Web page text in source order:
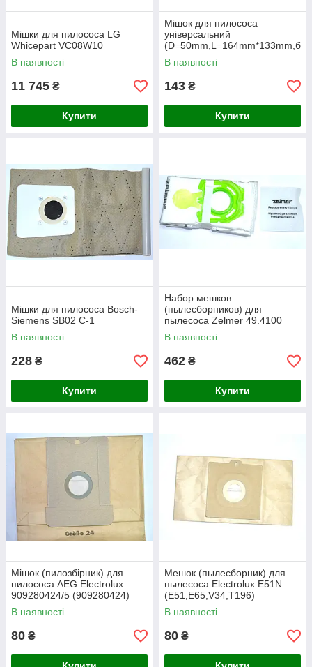
Мішки для пилососа LG
Whicepart VC08W10
В наявності
11 745 ₴
Купити
Мішок для пилососа
універсальний
(D=50mm,L=164mm*133mm,б
ілий,під планку)
В наявності
143 ₴
Купити
Мішки для пилососа Bosch-
Siemens SB02 C-1
В наявності
228 ₴
Купити
Набор мешков
(пылесборников) для
пылесоса Zelmer 49.4100
(12003419,ZVCA200B).С
фильтром.
В наявності
462 ₴
Купити
Мішок (пилозбірник) для
пилососа AEG Electrolux
909280424/5 (909280424)
GR24 одноразовий
В наявності
80 ₴
Мешок (пылесборник) для
пылесоса Electrolux E51N
(E51,E65,V34,T196)
одноразовый
В наявності
80 ₴